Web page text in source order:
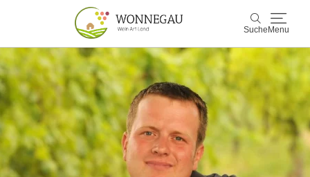
Suche Menu
Wonnegau
Entdecken & Erleben
Wein & Genuss